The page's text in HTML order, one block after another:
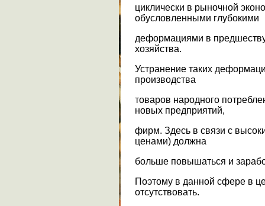
циклически в рыночной
обусловленными глубокими
деформациями в
хозяйства.
Устранение таких
производства
товаров народного
новых предприятий,
фирм. Здесь в связи с
ценами) должна
больше повышаться и
Поэтому в данной сфере в
отсутствовать.